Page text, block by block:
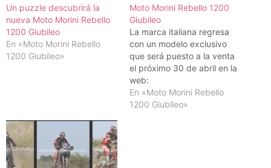
Un puzzle descubrirá la
nueva Moto Morini Rebello
1200 Giubileo
En «Moto Morini Rebello
1200 Giubileo»
Moto Morini Rebello 1200
Giubileo
La marca italiana regresa
con un modelo exclusivo
que será puesto a la venta
el próximo 30 de abril en la
web:
motomorinimotorcycles.eu.
La Rebello 1200 Giubileo
En «Moto Morini Rebello
1200 Giubileo»